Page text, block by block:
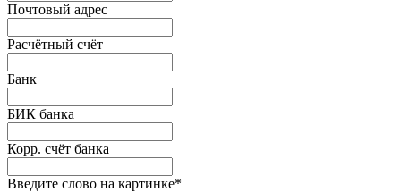
Почтовый адрес
Расчётный счёт
Банк
БИК банка
Корр. счёт банка
Введите слово на картинке*